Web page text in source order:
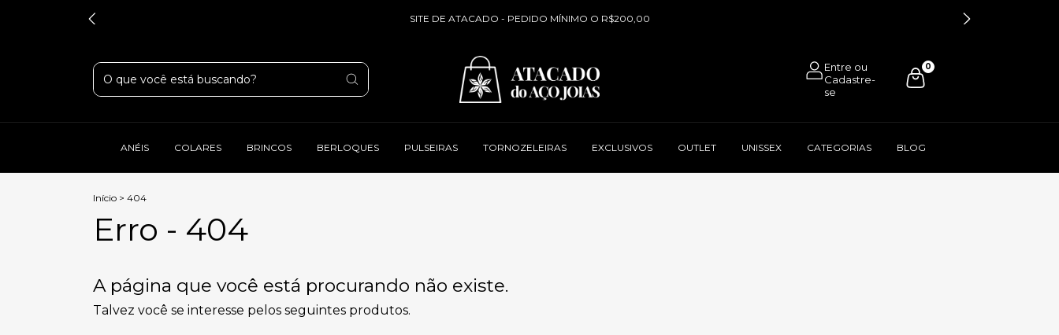
SITE DE ATACADO - PEDIDO MÍNIMO O R$200,00
0
ANÉIS COLARES BRINCOS BERLOQUES PULSEIRAS TORNOZELEIRAS EXCLUSIVOS OUTLET UNISSEX CATEGORIAS BLOG
Início > 404
Erro - 404
A página que você está procurando não existe.
Talvez você se interesse pelos seguintes produtos.